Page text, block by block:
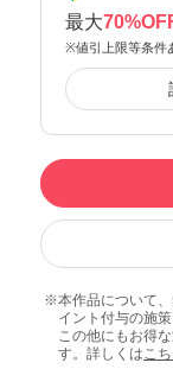
最大
※値引上限等条件
本作品について
イント付与の施
この他にもお得
す。詳しくはこ